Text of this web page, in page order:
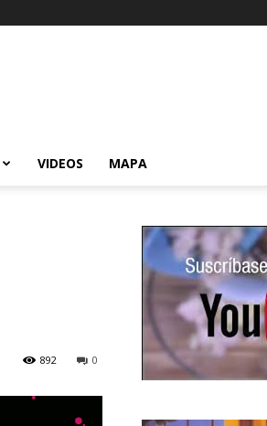
VIDEOS MAPA
0
892